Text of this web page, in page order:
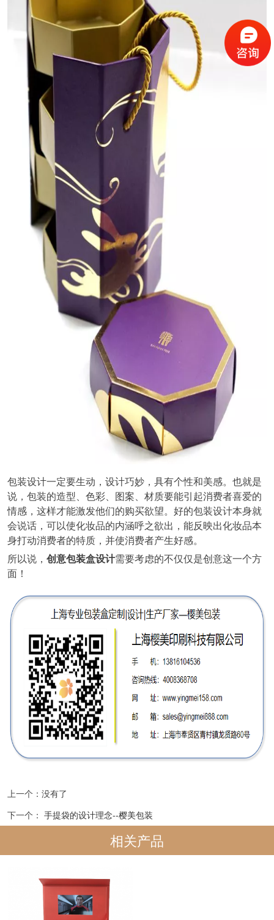
包装设计一定要生动，设计巧妙，具有个性和美感。也就是
说，包装的造型、色彩、图案、材质要能引起消费者喜爱的
情感，这样才能激发他们的购买欲望。好的包装设计本身就
会说话，可以使化妆品的内涵呼之欲出，能反映出化妆品本
身打动消费者的特质，并使消费者产生好感。
所以说， 创意包装盒设计需要考虑的不仅仅是创意这一个方
面！
上一个：没有了
下一个： 手提袋的设计理念--樱美包装
相关产品